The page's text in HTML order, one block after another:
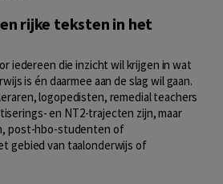
rijke teksten in het
iedereen die inzicht wil krijgen in wat
is én daarmee aan de slag wil gaan.
logopedisten, remedial teachers
en NT2-trajecten zijn, maar
post-hbo-studenten of
gebied van taalonderwijs of